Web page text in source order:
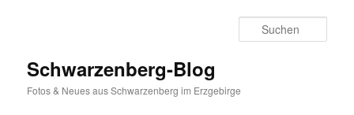
Schwarzenberg-Blog
Fotos & Neues aus Schwarzenberg im Erzgebirge